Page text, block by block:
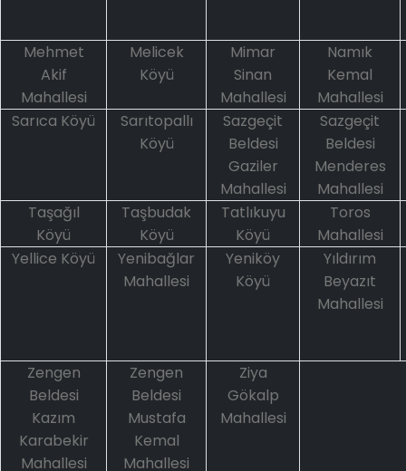
Mehmet
Akif
Mahallesi
Melicek
Köyü
Mimar
Sinan
Mahallesi
Namık
Kemal
Mahallesi
Sarıca Köyü
Sarıtopallı
Köyü
Sazgeçit
Beldesi
Gaziler
Mahallesi
Sazgeçit
Beldesi
Menderes
Mahallesi
Taşağıl
Köyü
Taşbudak
Köyü
Tatlıkuyu
Köyü
Toros
Mahallesi
Yellice Köyü
Yenibağlar
Mahallesi
Yeniköy
Köyü
Yıldırım
Beyazıt
Mahallesi
Zengen
Beldesi
Kazım
Karabekir
Mahallesi
Zengen
Beldesi
Mustafa
Kemal
Mahallesi
Ziya
Gökalp
Mahallesi